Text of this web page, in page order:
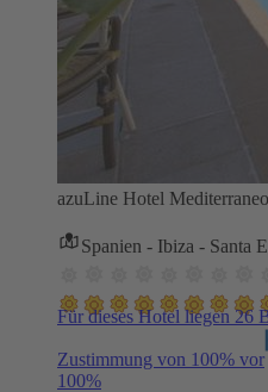
azuLine Hotel Mediterraneo
Spanien - Ibiza - Santa
Für dieses Hotel liegen 26
Zustimmung von 100% vor
100%